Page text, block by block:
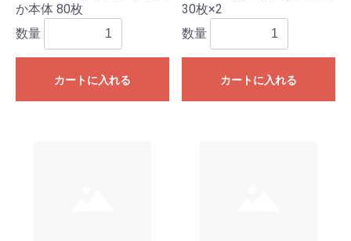
か本体 80枚
数量
カートに入れる
30枚×2
数量
カートに入れる